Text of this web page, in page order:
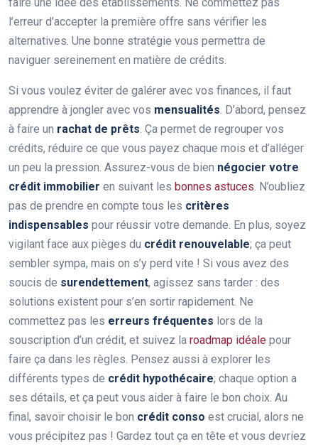
l’erreur d’accepter la première offre sans vérifier les
alternatives. Une bonne stratégie vous permettra de
naviguer sereinement en matière de crédits.
Si vous voulez éviter de galérer avec vos finances, il faut
apprendre à jongler avec vos mensualités. D’abord, pensez
à faire un rachat de prêts. Ça permet de regrouper vos
crédits, réduire ce que vous payez chaque mois et d’alléger
un peu la pression. Assurez-vous de bien négocier votre
crédit immobilier en suivant les bonnes astuces. N’oubliez
pas de prendre en compte tous les critères
indispensables pour réussir votre demande. En plus, soyez
vigilant face aux pièges du crédit renouvelable; ça peut
sembler sympa, mais on s’y perd vite ! Si vous avez des
soucis de surendettement, agissez sans tarder : des
solutions existent pour s’en sortir rapidement. Ne
commettez pas les erreurs fréquentes lors de la
souscription d’un crédit, et suivez la roadmap idéale pour
faire ça dans les règles. Pensez aussi à explorer les
différents types de crédit hypothécaire; chaque option a
ses détails, et ça peut vous aider à faire le bon choix. Au
final, savoir choisir le bon crédit conso est crucial, alors ne
vous précipitez pas ! Gardez tout ça en tête et vous devriez